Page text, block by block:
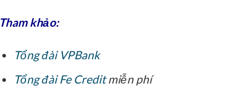
Tham khảo:
Tổng đài VPBank
Tổng đài Fe Creditmiễn phí